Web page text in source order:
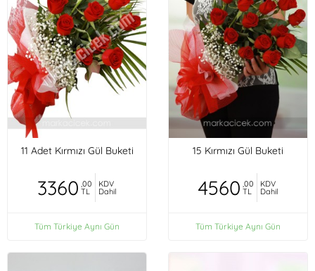
11 Adet Kırmızı Gül Buketi
3360 ,00
TL
KDV
Dahil
Tüm Türkiye Aynı Gün
15 Kırmızı Gül Buketi
4560 ,00
TL
KDV
Dahil
Tüm Türkiye Aynı Gün